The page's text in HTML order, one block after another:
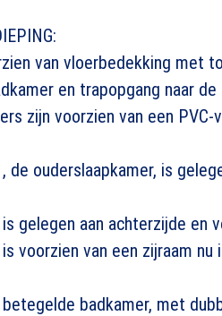
van vloerbedekking met
en trapopgang naar
zijn voorzien van een PVC-
de ouderslaapkamer, is
gelegen aan achterzijde en
voorzien van een zijraam nu
betegelde badkamer, met